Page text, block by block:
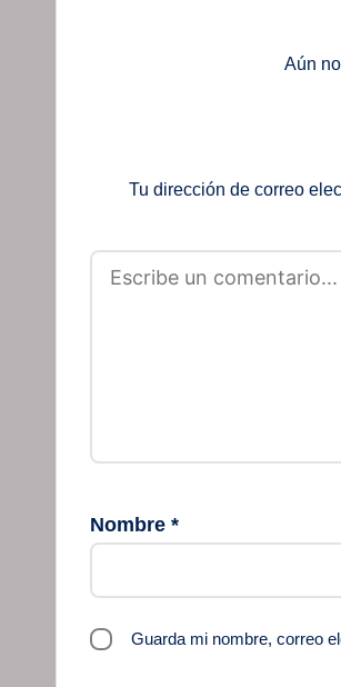
Aún
Tu dirección de correo
Nombre *
Guarda mi nombre, correo